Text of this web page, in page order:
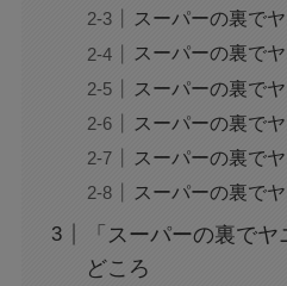
スーパーの裏で
スーパーの裏で
スーパーの裏で
スーパーの裏で
スーパーの裏で
スーパーの裏で
「スーパーの裏で
どころ